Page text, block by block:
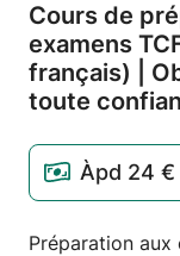
Cours de
examens
français) |
toute
Àpd 24 €
Préparation aux